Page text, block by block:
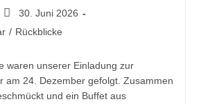
30. Juni 2026
/ Rückblicke
waren unserer Einladung zur
am 24. Dezember gefolgt. Zusammen
und ein Buffet aus